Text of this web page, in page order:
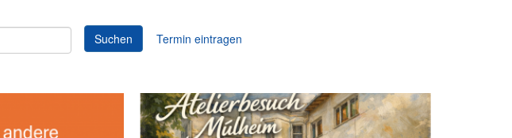
Suchen Termin eintragen